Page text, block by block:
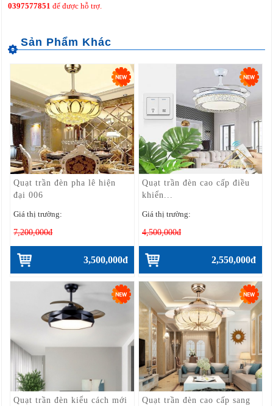
0397577851 để được hỗ trợ.
Quạt trần đèn pha lê hiện
đại 006
Giá thị trường:
7,200,000đ
3,500,000đ
Quạt trần đèn cao cấp điều
khiển...
Giá thị trường:
4,500,000đ
2,550,000đ
Quạt trần đèn kiểu cách mới
Quạt trần đèn cao cấp sang